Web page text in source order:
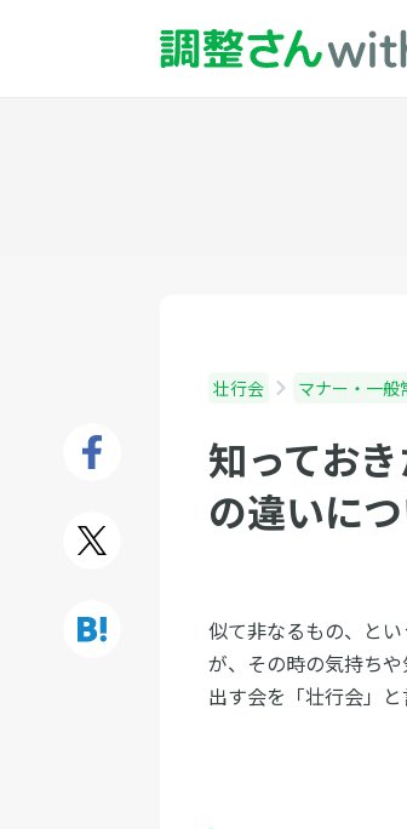
壮行会 マナー・一般
知ってお
の違いに
似て非なるもの、と
が、その時の気持ち
出す会を「壮行会」